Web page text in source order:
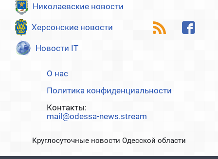
Николаевские новости
Херсонские новости
Новости IT
О нас
Политика конфиденциальности
Контакты:
mail@odessa-news.stream
Круглосуточные новости Одесской области